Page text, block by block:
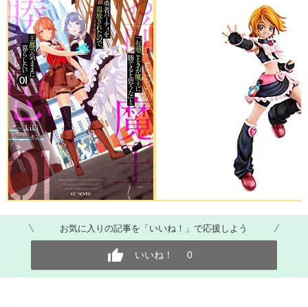
お気に入りの記事を「いいね！」で応援しよう
いいね！ 0